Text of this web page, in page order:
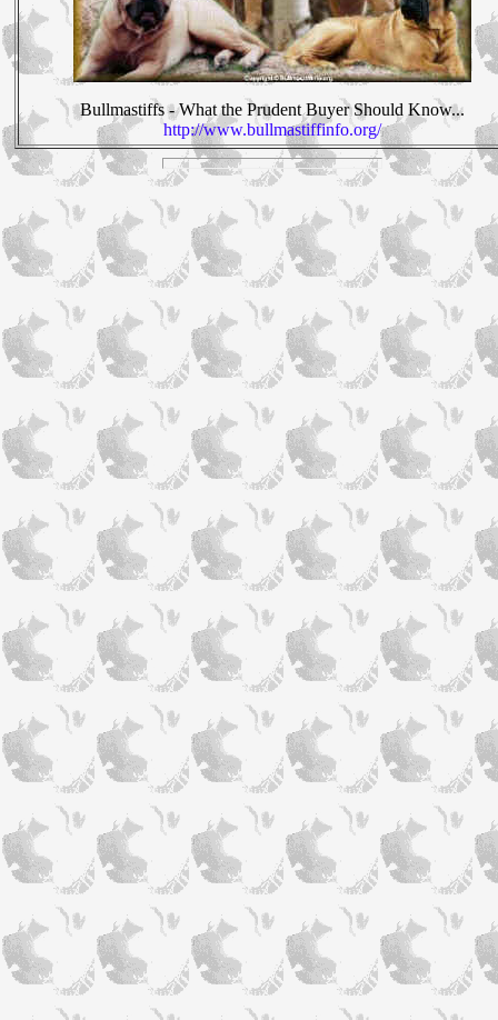
Bullmastiffs - What the Prudent Buyer Should Know...
http://www.bullmastiffinfo.org/